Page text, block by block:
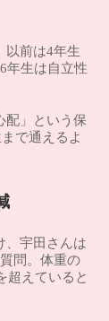
以前は4年生
年生は自立性
配」という保
で通えるよ
、宇田さんは
問。体重の
超えていると